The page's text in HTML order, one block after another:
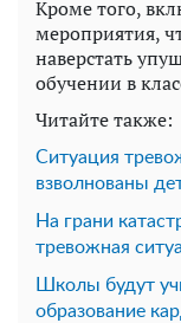
Кроме того,
мероприятия,
наверстать
обучении в
Читайте также:
Ситуация
взволнованы
На грани
тревожная
Школы будут
образование